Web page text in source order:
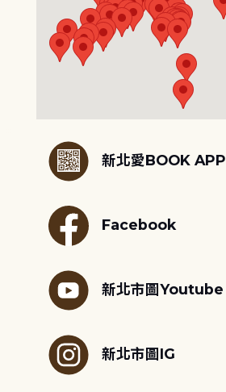
新北愛BOOK APP
Facebook
新北市圖Youtube
新北市圖IG